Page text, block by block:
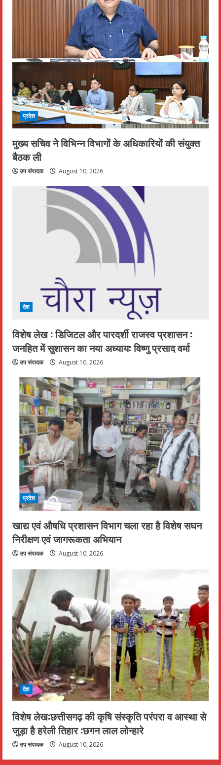
प्रदेश
मुख्य सचिव ने विभिन्न विभागों के अधिकारियों की संयुक्त
बैठक ली
उप संपादक August 10, 2026
देश
विशेष लेख : डिजिटल और पारदर्शी राजस्व प्रशासन :
जनहित में सुशासन का नया अध्याय: विष्णु प्रसाद वर्मा
उप संपादक August 10, 2026
प्रदेश
खाद्य एवं औषधि प्रशासन विभाग चला रहा है विशेष सघन
निरीक्षण एवं जागरूकता अभियान
उप संपादक August 10, 2026
देश
विशेष लेख:छत्तीसगढ़ की कृषि संस्कृति परंपरा व आस्था से
जुड़ा है हरेली तिहार :छगन लाल लोन्हारे
उप संपादक August 10, 2026